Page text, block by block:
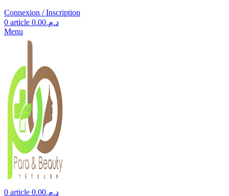
Connexion / Inscription
0 article د.م.0.00
Menu
0 article د.م.0.00